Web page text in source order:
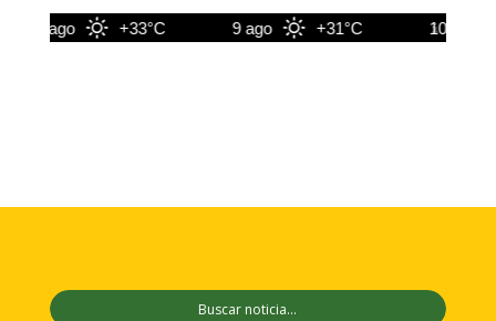
8 ago +33°C 9 ago +31°C 10 ago